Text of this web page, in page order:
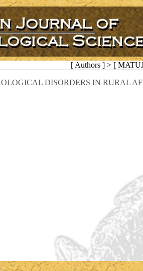
[ Authors ] > [
DISORDERS IN RURAL